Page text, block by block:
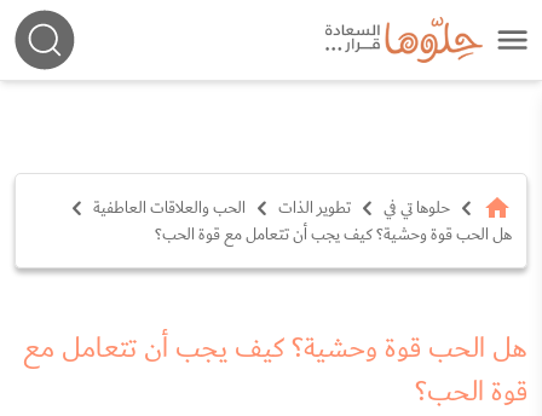
حلوها تي في تطوير الذات
الحب والعلاقات العاطفية
هل الحب قوة وحشية؟ كيف يجب أن تتعامل مع قوة الحب؟
هل الحب قوة وحشية؟ كيف يجب أن تتعامل مع
قوة الحب؟